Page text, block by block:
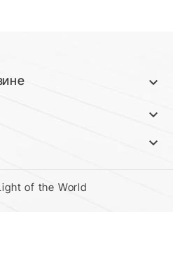



of the World